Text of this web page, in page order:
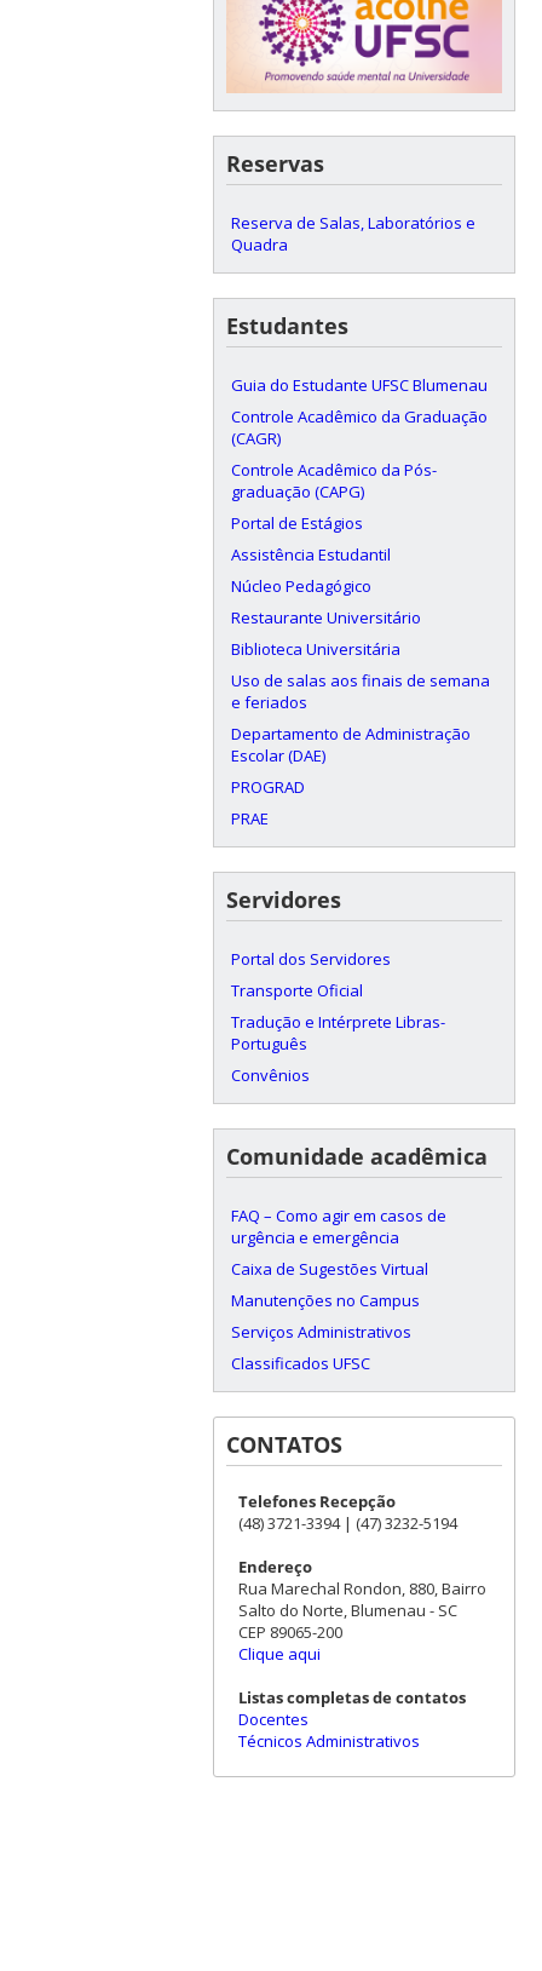
Reservas
Reserva de Salas, Laboratórios e
Quadra
Estudantes
Guia do Estudante UFSC Blumenau
Controle Acadêmico da Graduação
(CAGR)
Controle Acadêmico da Pós-
graduação (CAPG)
Portal de Estágios
Assistência Estudantil
Núcleo Pedagógico
Restaurante Universitário
Biblioteca Universitária
Uso de salas aos finais de semana
e feriados
Departamento de Administração
Escolar (DAE)
PROGRAD
PRAE
Servidores
Portal dos Servidores
Transporte Oficial
Tradução e Intérprete Libras-
Português
Convênios
Comunidade acadêmica
FAQ – Como agir em casos de
urgência e emergência
Caixa de Sugestões Virtual
Manutenções no Campus
Serviços Administrativos
Classificados UFSC
CONTATOS
Telefones Recepção
(48) 3721-3394 | (47) 3232-5194
Endereço
Rua Marechal Rondon, 880, Bairro
Salto do Norte, Blumenau - SC
CEP 89065-200
Clique aqui
Listas completas de contatos
Docentes
Técnicos Administrativos